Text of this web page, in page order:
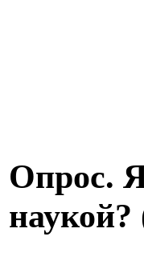
Опрос.
наукой?